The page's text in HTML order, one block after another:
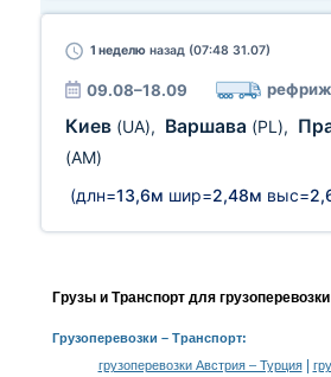
1 неделю назад (07:48 31.07)
09.08–18.09
Киев (UA), Варшава (PL),
(AM)
(длн=13,6м шир=2,48м выс=
Грузы и Транспорт для
Грузоперевозки – Транспорт:
грузоперевозки Австрия – Турция|